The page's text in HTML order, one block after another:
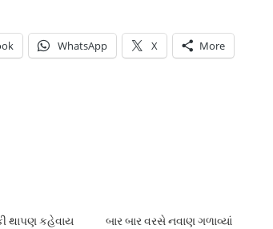
WhatsApp X More
થાપણ કહેવાય
બાર બાર વરસે નવાણ ગળાવ્યાં